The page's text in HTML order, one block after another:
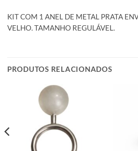
KIT COM 1 ANEL DE METAL PRATA
VELHO. TAMANHO REGULÁVEL.
PRODUTOS RELACIONADOS